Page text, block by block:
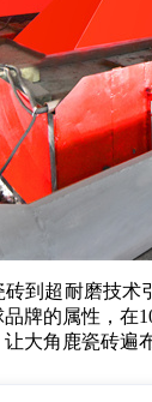
砖到超耐磨技
牌的属性，在
大角鹿瓷砖遍